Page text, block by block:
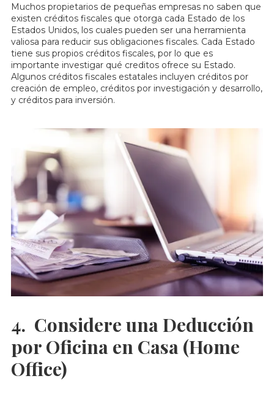
Muchos propietarios de pequeñas empresas no saben que
existen créditos fiscales que otorga cada Estado de los
Estados Unidos, los cuales pueden ser una herramienta
valiosa para reducir sus obligaciones fiscales. Cada Estado
tiene sus propios créditos fiscales, por lo que es
importante investigar qué creditos ofrece su Estado.
Algunos créditos fiscales estatales incluyen créditos por
creación de empleo, créditos por investigación y desarrollo,
y créditos para inversión.
4. Considere una Deducción
por Oficina en Casa (Home
Office)